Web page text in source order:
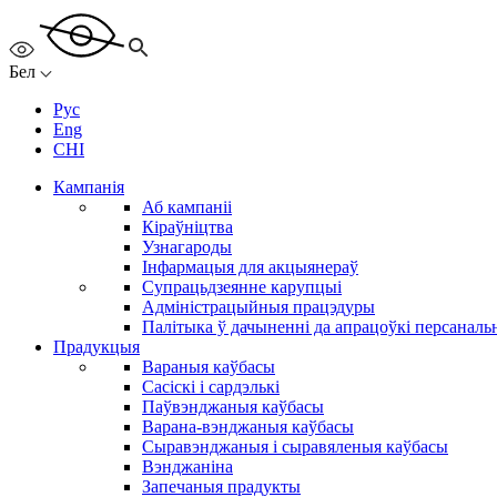
Бел
Рус
Eng
CHI
Кампанія
Аб кампаніі
Кіраўніцтва
Узнагароды
Інфармацыя для акцыянераў
Супрацьдзеянне карупцыі
Адміністрацыйныя працэдуры
Палітыка ў дачыненні да апрацоўкі
Прадукцыя
Вараныя каўбасы
Сасіскі і сардэлькі
Паўвэнджаныя каўбасы
Варана-вэнджаныя каўбасы
Сыравэнджаныя і сыравяленыя каўбасы
Вэнджаніна
Запечаныя прадукты